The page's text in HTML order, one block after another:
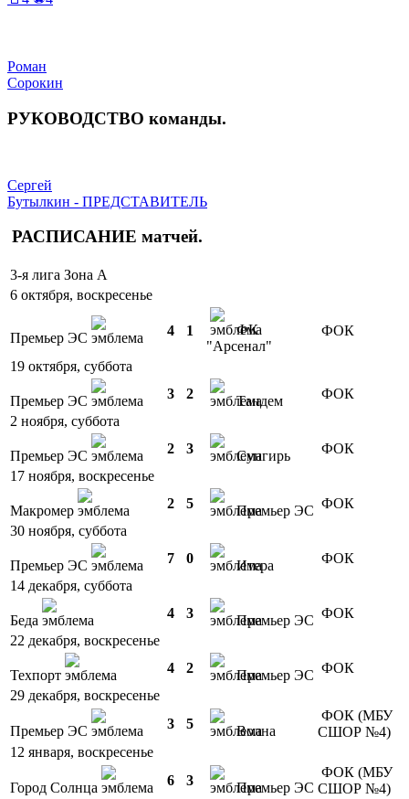
Роман
Сорокин
РУКОВОДСТВО команды.
Сергей
Бутылкин - ПРЕДСТАВИТЕЛЬ
РАСПИСАНИЕ матчей.
3-я лига Зона А
6 октября, воскресенье
Премьер ЭС 4 1
ФК
"Арсенал"
ФОК
19 октября, суббота
Премьер ЭС 3 2 Тандем
ФОК
2 ноября, суббота
Премьер ЭС 2 3 Сунгирь
ФОК
17 ноября, воскресенье
Макромер 2 5 Премьер ЭС ФОК
30 ноября, суббота
Премьер ЭС 7 0 Итера
ФОК
14 декабря, суббота
Беда 4 3 Премьер ЭС ФОК
22 декабря, воскресенье
Техпорт 4 2 Премьер ЭС ФОК
29 декабря, воскресенье
Премьер ЭС 3 5 Волна
ФОК (МБУ
СШОР №4)
12 января, воскресенье
Город Солнца 6 3 Премьер ЭС
ФОК (МБУ
СШОР №4)